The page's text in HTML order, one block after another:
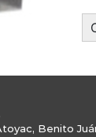
Benito